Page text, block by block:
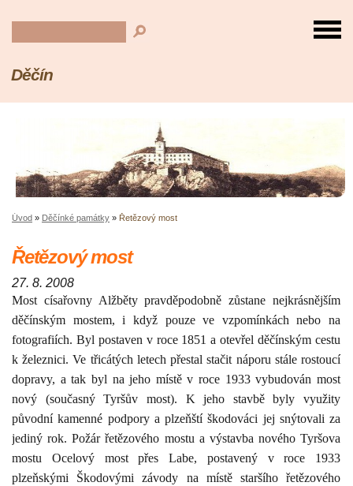
Děčín
Úvod » Děčínké památky » Řetězový most
Řetězový most
27. 8. 2008
Most císařovny Alžběty pravděpodobně zůstane nejkrásnějším
děčínským mostem, i když pouze ve vzpomínkách nebo na
fotografiích. Byl postaven v roce 1851 a otevřel děčínským cestu
k železnici. Ve třicátých letech přestal stačit náporu stále rostoucí
dopravy, a tak byl na jeho místě v roce 1933 vybudován most
nový (současný Tyršův most). K jeho stavbě byly využity
původní kamenné podpory a plzeňští škodováci jej snýtovali za
jediný rok. Požár řetězového mostu a výstavba nového Tyršova
mostu Ocelový most přes Labe, postavený v roce 1933
plzeňskými Škodovými závody na místě staršího řetězového